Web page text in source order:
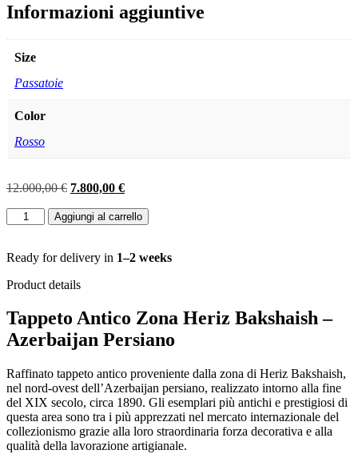
Informazioni aggiuntive
Size
Passatoie
Color
Rosso
12.000,00€ Il
originale
7.800,00 €Il
attuale
Coppia
Tappeto
zona
antico
cm
quantità
Aggiungi al carrello
Ready for delivery in 1–2 weeks
Product details
Tappeto Antico Zona Heriz Bakshaish –
Azerbaijan Persiano
Raffinato tappeto antico proveniente dalla zona di Heriz Bakshaish,
nel nord-ovest dell’Azerbaijan persiano, realizzato intorno alla fine
del XIX secolo, circa 1890. Gli esemplari più antichi e prestigiosi di
questa area sono tra i più apprezzati nel mercato internazionale del
collezionismo grazie alla loro straordinaria forza decorativa e alla
qualità della lavorazione artigianale.